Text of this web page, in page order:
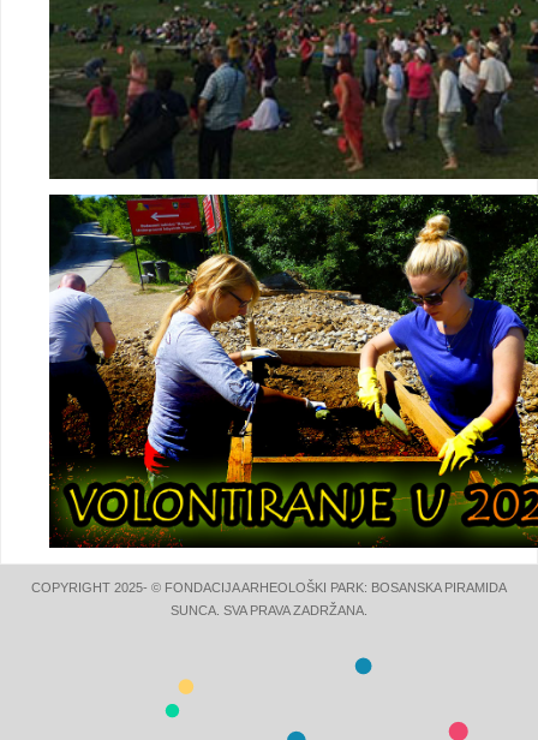
COPYRIGHT 2025- © FONDACIJA ARHEOLOŠKI PARK: BOSANSKA PIRAMIDA
SUNCA. SVA PRAVA ZADRŽANA.